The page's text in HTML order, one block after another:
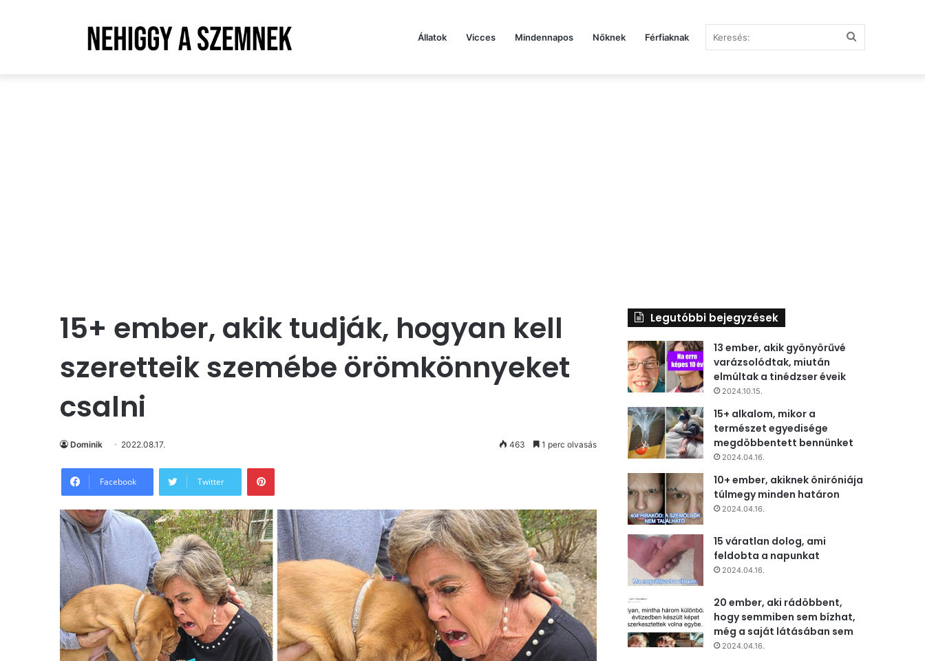
Állatok Vicces Mindennapos Nőknek Férfiaknak
15+ ember, akik tudják, hogyan kell
szeretteik szemébe örömkönnyeket
csalni
Dominik 2022.08.17. 463 1 perc olvasás
Facebook Twitter
Pinterest
Legutóbbi bejegyzések
13 ember, akik gyönyörűvé
varázsolódtak, miután
elmúltak a tinédzser éveik
2024.10.15.
15+ alkalom, mikor a
természet egyedisége
megdöbbentett bennünket
2024.04.16.
10+ ember, akiknek öniróniája
túlmegy minden határon
2024.04.16.
15 váratlan dolog, ami
feldobta a napunkat
2024.04.16.
20 ember, aki rádöbbent,
hogy semmiben sem bízhat,
még a saját látásában sem
2024.04.16.